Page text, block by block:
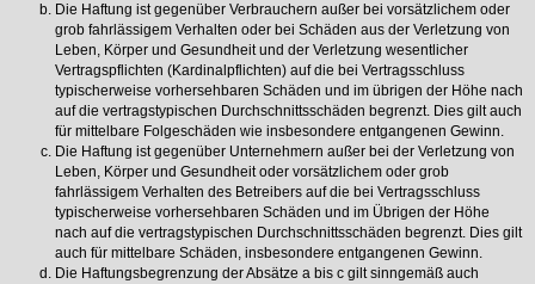
Die Haftung ist gegenüber Verbrauchern außer bei vorsätzlichem oder
grob fahrlässigem Verhalten oder bei Schäden aus der Verletzung von
Leben, Körper und Gesundheit und der Verletzung wesentlicher
Vertragspflichten (Kardinalpflichten) auf die bei Vertragsschluss
typischerweise vorhersehbaren Schäden und im übrigen der Höhe nach
auf die vertragstypischen Durchschnittsschäden begrenzt. Dies gilt auch
für mittelbare Folgeschäden wie insbesondere entgangenen Gewinn.
Die Haftung ist gegenüber Unternehmern außer bei der Verletzung von
Leben, Körper und Gesundheit oder vorsätzlichem oder grob
fahrlässigem Verhalten des Betreibers auf die bei Vertragsschluss
typischerweise vorhersehbaren Schäden und im Übrigen der Höhe
nach auf die vertragstypischen Durchschnittsschäden begrenzt. Dies gilt
auch für mittelbare Schäden, insbesondere entgangenen Gewinn.
Die Haftungsbegrenzung der Absätze a bis c gilt sinngemäß auch